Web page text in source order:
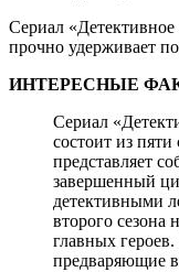
Сериал
прочно удерживает
ИНТЕРЕСНЫЕ
Сериал
состоит из
представляет
завершенный
детективными
второго
главных
предваряющие